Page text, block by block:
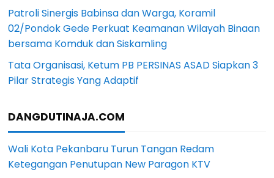
Patroli Sinergis Babinsa dan Warga, Koramil
02/Pondok Gede Perkuat Keamanan Wilayah Binaan
bersama Komduk dan Siskamling
Tata Organisasi, Ketum PB PERSINAS ASAD Siapkan 3
Pilar Strategis Yang Adaptif
DANGDUTINAJA.COM
Wali Kota Pekanbaru Turun Tangan Redam
Ketegangan Penutupan New Paragon KTV